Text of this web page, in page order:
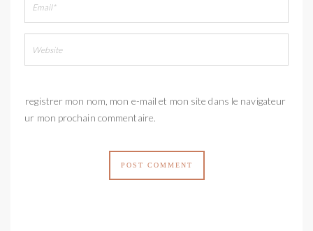
Enregistrer mon nom, mon e-mail et mon site dans le navigateur
pour mon prochain commentaire.